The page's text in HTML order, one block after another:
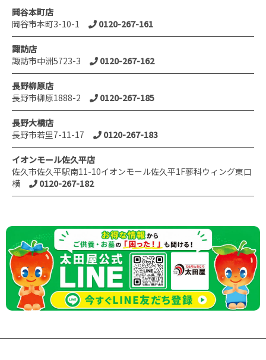
岡谷本町店
岡谷市本町3-10-1
0120-267-161
諏訪店
諏訪市中洲5723-3
0120-267-162
長野柳原店
長野市柳原1888-2
0120-267-185
長野大橋店
長野市若里7-11-17
0120-267-183
イオンモール佐久平店
佐久市佐久平駅南11-10イオンモール佐久平1F蓼科ウィング東口
横
0120-267-182